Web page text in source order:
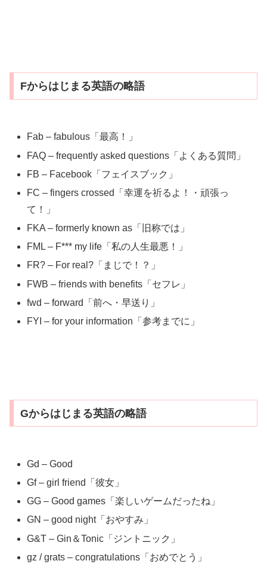
Fからはじまる英語の略語
Fab – fabulous「最高！」
FAQ – frequently asked questions「よくある質問」
FB – Facebook「フェイスブック」
FC – fingers crossed「幸運を祈るよ！・頑張っ
て！」
FKA – formerly known as「旧称では」
FML – F*** my life「私の人生最悪！」
FR? – For real?「まじで！？」
FWB – friends with benefits「セフレ」
fwd – forward「前へ・早送り」
FYI – for your information「参考までに」
Gからはじまる英語の略語
Gd – Good
Gf – girl friend「彼女」
GG – Good games「楽しいゲームだったね」
GN – good night「おやすみ」
G&T – Gin＆Tonic「ジントニック」
gz / grats – congratulations「おめでとう」